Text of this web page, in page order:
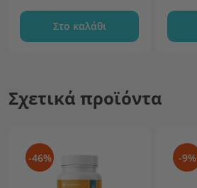
Στο καλάθι
Σχετικά προϊόντα
-46% -9%